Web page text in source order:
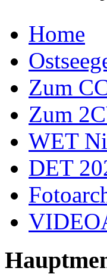
Home
Zum
Zum
WET
DET